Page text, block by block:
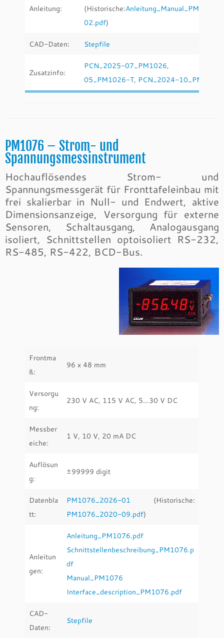
Anleitung:
(Historische:
02.pdf)
CAD-Daten: Stepfile
Zusatzinfo:
PCN_2025-07_PM1026,
05_PM1026-T, PCN_2024-10_PM1026
PM1076 – Strom- und
Spannungsmessinstrument
Hochauflösendes Strom- und
Spannungsmessgerät für Fronttafeleinbau mit
frei skalierbar in Null- und Endwert, aktive
Dimensionsanzeige, Versorgung für externe
Sensoren, Schaltausgang, Analogausgang
isoliert, Schnittstellen optoisoliert RS-232,
RS-485, RS-422, BCD-Bus.
Frontma
ß:
96 x 48 mm
Versorgu
ng:
230 V AC, 115 V AC, 5…30 V DC
Messber
eiche:
1 V, 10 V, 20 mA DC
Auflösun
g:
±99999 digit
Datenbla
tt:
PM1076_2026-01 (Historische:
PM1076_2020-09.pdf)
Anleitun
gen:
Anleitung_PM1076.pdf
Schnittstellenbeschreibung_PM1076.p
df
Manual_PM1076
Interface_description_PM1076.pdf
CAD-
Daten:
Stepfile